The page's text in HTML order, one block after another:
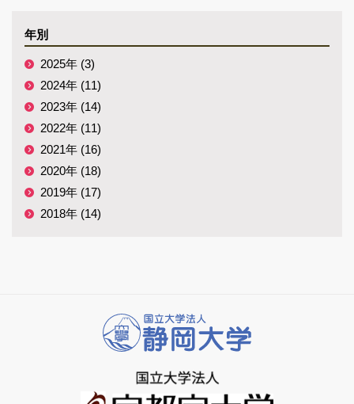
年別
2025年 (3)
2024年 (11)
2023年 (14)
2022年 (11)
2021年 (16)
2020年 (18)
2019年 (17)
2018年 (14)